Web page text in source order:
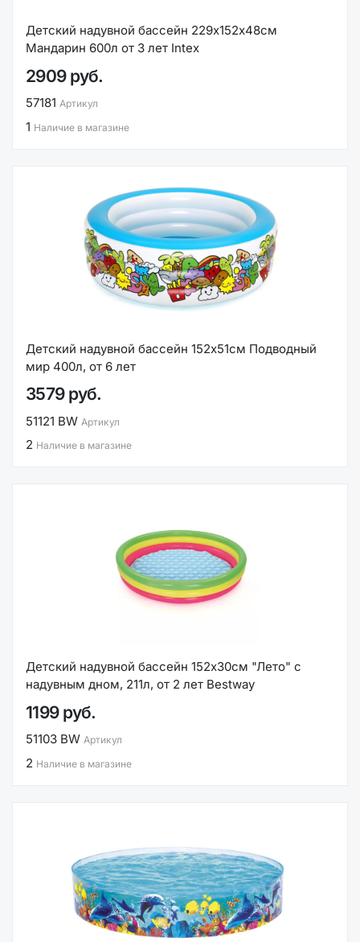
Детский надувной бассейн 229х152х48см
Мандарин 600л от 3 лет Intex
2909 руб.
57181 Артикул
1 Наличие в магазине
Детский надувной бассейн 152х51см Подводный
мир 400л, от 6 лет
3579 руб.
51121 BW Артикул
2 Наличие в магазине
Детский надувной бассейн 152х30см "Лето" с
надувным дном, 211л, от 2 лет Bestway
1199 руб.
51103 BW Артикул
2 Наличие в магазине